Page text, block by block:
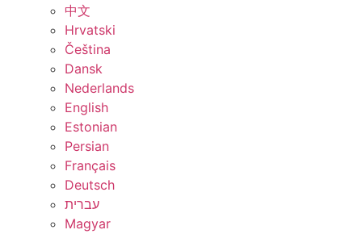
中文
Hrvatski
Čeština
Dansk
Nederlands
English
Estonian
Persian
Français
Deutsch
עברית
Magyar